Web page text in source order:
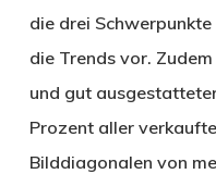
die drei
die Trends vor.
und gut
Prozent aller
Bilddiagonalen von